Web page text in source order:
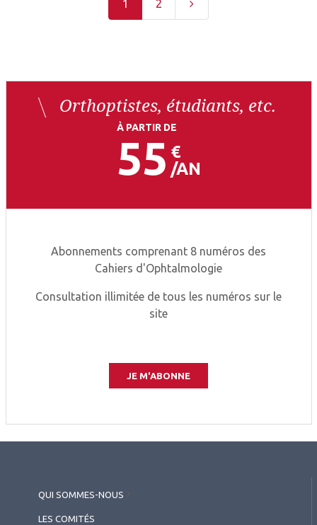
1 2
Orthoptistes, étudiants, etc.
À PARTIR DE
55 €
AN
Abonnements comprenant 8 numéros des
Cahiers d'Ophtalmologie
Consultation illimitée de tous les numéros sur le
site
JE M'ABONNE
QUI SOMMES-NOUS
LES COMITÉS